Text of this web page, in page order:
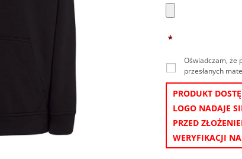
*
Oświadczam, że
przesłanych
PRODUKT
LOGO NADAJE
PRZED
WERYFIKACJI